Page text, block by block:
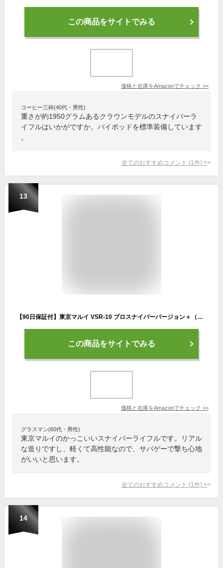
この商品をサイトでみる
価格と在庫をAmazonでチェック >>
コーヒー三杯(40代・男性)
重さが約1950グラムあるクラウンモデルのスナイパーラ
イフルはいかがですか。バイポッドを標準装備しています
。
全てのおすすめコメント (1 件) >
13
【90日保証付】東京マルイ VSR-10 プロスナイパーバージョン＋（マウントベース）+(マウントリングM)＋(プロスコープズーム) 18歳以上用 first ファースト オリジナルセット
この商品をサイトでみる
価格と在庫をAmazonでチェック >>
グラスマン(60代・男性)
東京マルイのかっこいいスナイパーライフルです。リアル
な造りですし、軽くて高性能なので、サバゲーで撃ち心地
がいいと思います。
全てのおすすめコメント (1 件) >
14